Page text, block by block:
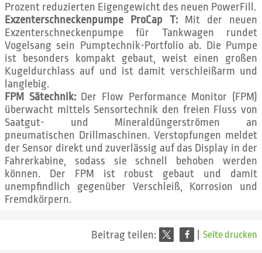
Prozent reduzierten Eigengewicht des neuen PowerFill.
Exzenterschneckenpumpe ProCap T:Mit der neuen
Exzenterschneckenpumpe für Tankwagen rundet
Vogelsang sein Pumptechnik-Portfolio ab. Die Pumpe
ist besonders kompakt gebaut, weist einen großen
Kugeldurchlass auf und ist damit verschleißarm und
langlebig.
FPM Sätechnik:Der Flow Performance Monitor (FPM)
überwacht mittels Sensortechnik den freien Fluss von
Saatgut- und Mineraldüngerströmen an
pneumatischen Drillmaschinen. Verstopfungen meldet
der Sensor direkt und zuverlässig auf das Display in der
Fahrerkabine, sodass sie schnell behoben werden
können. Der FPM ist robust gebaut und damit
unempfindlich gegenüber Verschleiß, Korrosion und
Fremdkörpern.
Beitrag teilen: Seite drucken